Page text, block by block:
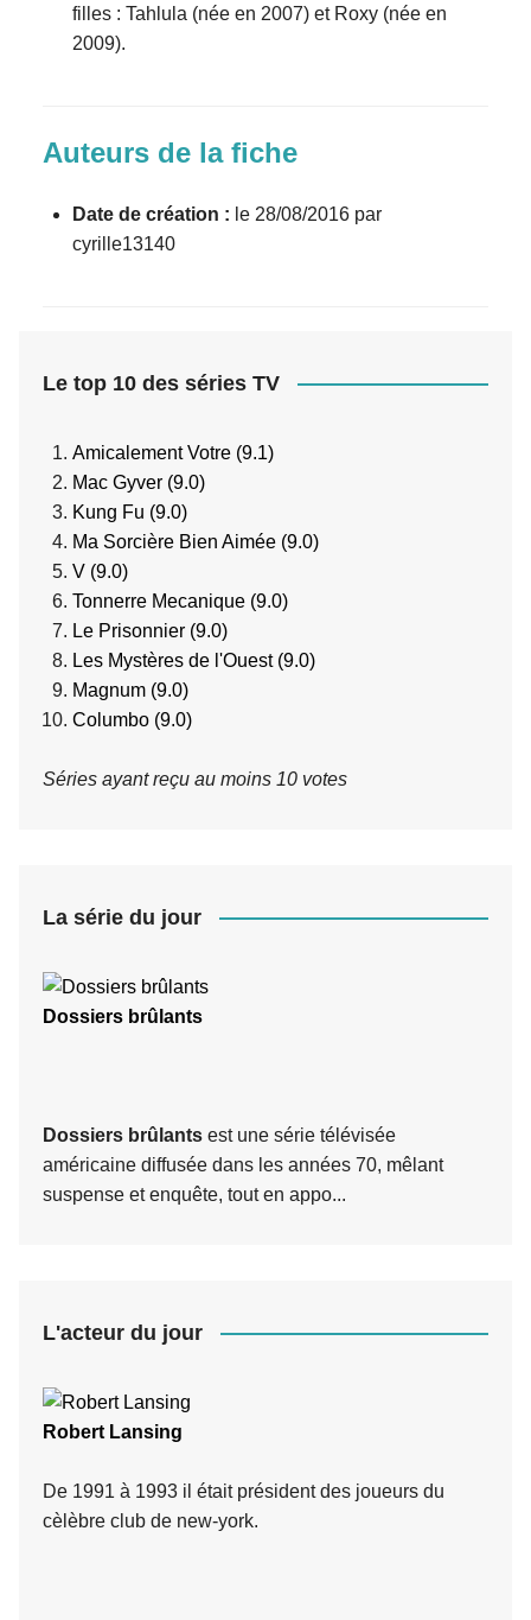
filles : Tahlula (née en 2007) et Roxy (née en
2009).
Auteurs de la fiche
Date de création : le 28/08/2016 par
cyrille13140
Le top 10 des séries TV
Amicalement Votre (9.1)
Mac Gyver (9.0)
Kung Fu (9.0)
Ma Sorcière Bien Aimée (9.0)
V (9.0)
Tonnerre Mecanique (9.0)
Le Prisonnier (9.0)
Les Mystères de l'Ouest (9.0)
Magnum (9.0)
Columbo (9.0)
Séries ayant reçu au moins 10 votes
La série du jour
Dossiers brûlants
Dossiers brûlants est une série télévisée
américaine diffusée dans les années 70, mêlant
suspense et enquête, tout en appo...
L'acteur du jour
Robert Lansing
De 1991 à 1993 il était président des joueurs du
cèlèbre club de new-york.